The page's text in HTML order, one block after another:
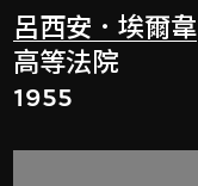
呂西安．埃爾韋
高等法院
1955